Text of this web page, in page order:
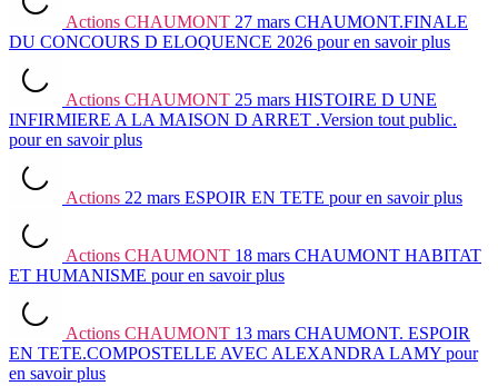
Actions CHAUMONT 27 mars CHAUMONT.FINALE
DU CONCOURS D ELOQUENCE 2026 pour en savoir plus
Actions CHAUMONT 25 mars HISTOIRE D UNE
INFIRMIERE A LA MAISON D ARRET .Version tout public.
pour en savoir plus
Actions 22 mars ESPOIR EN TETE pour en savoir plus
Actions CHAUMONT 18 mars CHAUMONT HABITAT
ET HUMANISME pour en savoir plus
Actions CHAUMONT 13 mars CHAUMONT. ESPOIR
EN TETE.COMPOSTELLE AVEC ALEXANDRA LAMY pour
en savoir plus